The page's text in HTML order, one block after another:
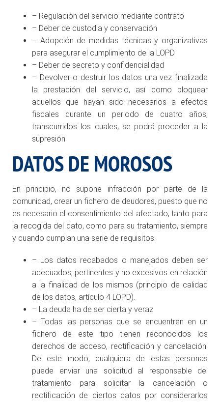
– Regulación del servicio mediante contrato
– Deber de custodia y conservación
– Adopción de medidas técnicas y organizativas
para asegurar el cumplimiento de la LOPD
– Deber de secreto y confidencialidad
– Devolver o destruir los datos una vez finalizada
la prestación del servicio, así como bloquear
aquellos que hayan sido necesarios a efectos
fiscales durante un periodo de cuatro años,
transcurridos los cuales, se podrá proceder a la
supresión
DATOS DE MOROSOS
En principio, no supone infracción por parte de la
comunidad, crear un fichero de deudores, puesto que no
es necesario el consentimiento del afectado, tanto para
la recogida del dato, como para su tratamiento, siempre
y cuando cumplan una serie de requisitos:
– Los datos recabados o manejados deben ser
adecuados, pertinentes y no excesivos en relación
a la finalidad de los mismos (principio de calidad
de los datos, artículo 4 LOPD).
– La deuda ha de ser cierta y veraz
– Todas las personas que se encuentren en un
fichero de este tipo tienen reconocidos los
derechos de acceso, rectificación y cancelación.
De este modo, cualquiera de estas personas
puede enviar una solicitud al responsable del
tratamiento para solicitar la cancelación o
rectificación de ciertos datos por considerarlos